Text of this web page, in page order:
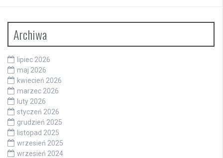
Archiwa
lipiec 2026
maj 2026
kwiecień 2026
marzec 2026
luty 2026
styczeń 2026
grudzień 2025
listopad 2025
wrzesień 2025
wrzesień 2024